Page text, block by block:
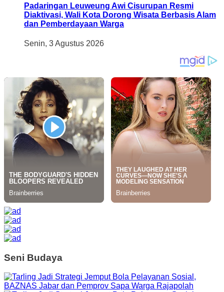
Padaringan Leuweung Awi Cisurupan Resmi
Diaktivasi, Wali Kota Dorong Wisata Berbasis Alam
dan Pemberdayaan Warga
Senin, 3 Agustus 2026
Seni Budaya